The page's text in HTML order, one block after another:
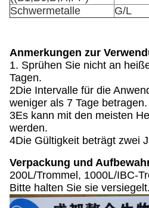
Schwermetalle G/L
Anmerkungen zur
1. Sprühen Sie nicht an
Tagen.
2Die Intervalle für die
weniger als 7 Tage betragen.
3Es kann mit den meisten
werden.
4Die Gültigkeit beträgt zwei
Verpackung und
200L/Trommel, 1000L/IBC-
Bitte halten Sie sie versiegelt.